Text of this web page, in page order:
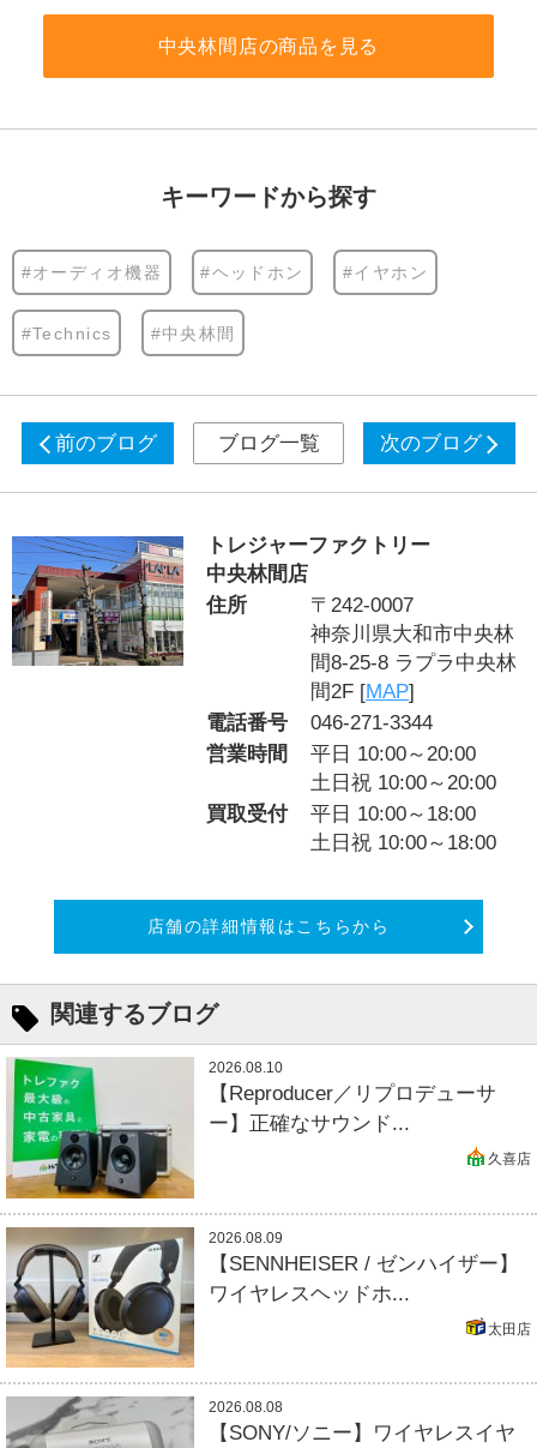
中央林間店の商品を見る
キーワードから探す
#オーディオ機器 #ヘッドホン #イヤホン
#Technics #中央林間
前のブログ ブログ一覧 次のブログ
トレジャーファクトリー
中央林間店
住所
〒242-0007
神奈川県大和市中央林
間8-25-8 ラプラ中央林
間2F [MAP]
電話番号
046-271-3344
営業時間
平日 10:00～20:00
土日祝 10:00～20:00
買取受付
平日 10:00～18:00
土日祝 10:00～18:00
店舗の詳細情報はこちらから
関連するブログ
2026.08.10
【Reproducer／リプロデューサ
ー】正確なサウンド...
久喜店
2026.08.09
【SENNHEISER / ゼンハイザー】
ワイヤレスヘッドホ...
太田店
2026.08.08
【SONY/ソニー】ワイヤレスイヤ